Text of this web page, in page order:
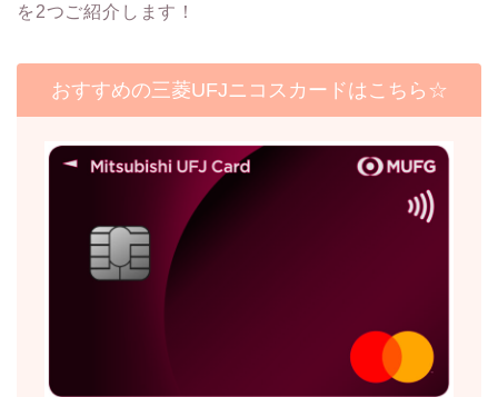
を2つご紹介します！
おすすめの三菱UFJニコスカードはこちら☆